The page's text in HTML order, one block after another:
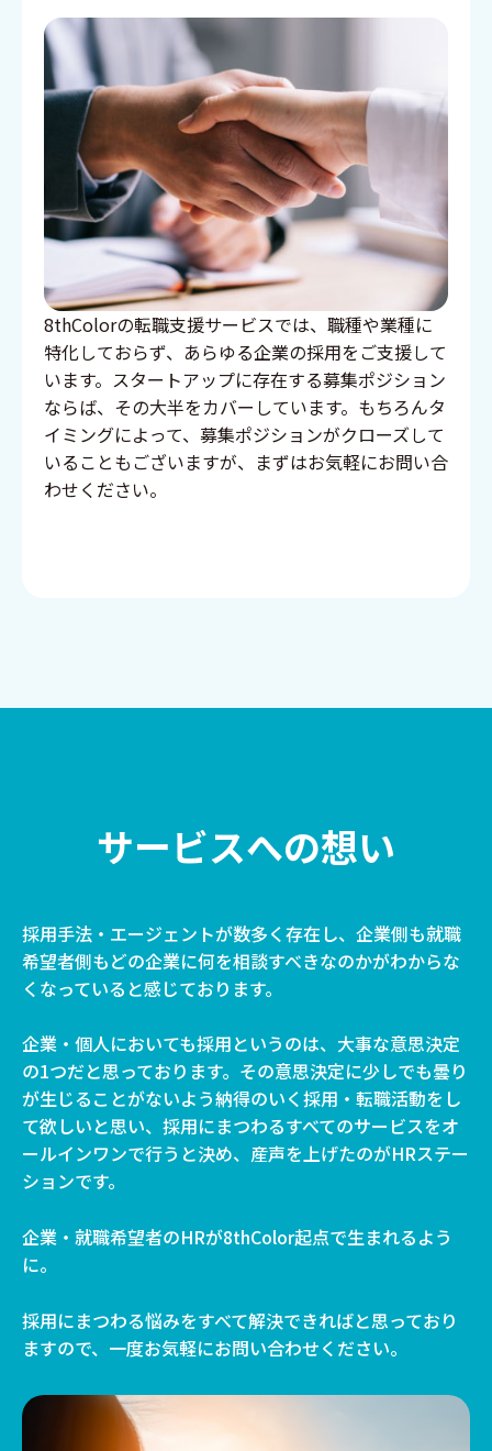
8thColorの転職支援サービスでは、職種や業種に
特化しておらず、あらゆる企業の採用をご支援して
います。スタートアップに存在する募集ポジション
ならば、その大半をカバーしています。もちろんタ
イミングによって、募集ポジションがクローズして
いることもございますが、まずはお気軽にお問い合
わせください。
サービスへの想い
採用手法・エージェントが数多く存在し、企業側も就職
希望者側もどの企業に何を相談すべきなのかがわからな
くなっていると感じております。
企業・個人においても採用というのは、大事な意思決定
の1つだと思っております。その意思決定に少しでも曇り
が生じることがないよう納得のいく採用・転職活動をし
て欲しいと思い、採用にまつわるすべてのサービスをオ
ールインワンで行うと決め、産声を上げたのがHRステー
ションです。
企業・就職希望者のHRが8thColor起点で生まれるよう
に。
採用にまつわる悩みをすべて解決できればと思っており
ますので、一度お気軽にお問い合わせください。